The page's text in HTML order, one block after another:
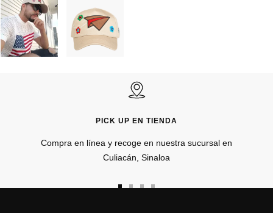
PICK UP EN TIENDA
Compra en línea y recoge en nuestra sucursal en
Culiacán, Sinaloa